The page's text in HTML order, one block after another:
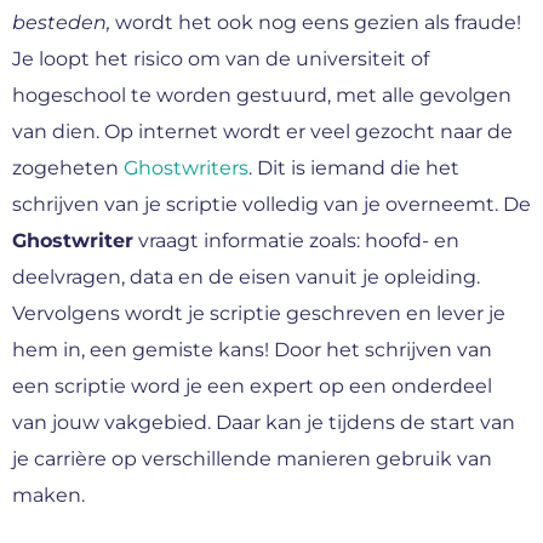
besteden, wordt het ook nog eens gezien als fraude!
Je loopt het risico om van de universiteit of
hogeschool te worden gestuurd, met alle gevolgen
van dien. Op internet wordt er veel gezocht naar de
zogeheten Ghostwriters. Dit is iemand die het
schrijven van je scriptie volledig van je overneemt. De
Ghostwriter vraagt informatie zoals: hoofd- en
deelvragen, data en de eisen vanuit je opleiding.
Vervolgens wordt je scriptie geschreven en lever je
hem in, een gemiste kans! Door het schrijven van
een scriptie word je een expert op een onderdeel
van jouw vakgebied. Daar kan je tijdens de start van
je carrière op verschillende manieren gebruik van
maken.